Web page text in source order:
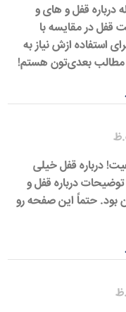
درباره قفل و های و
قفل در مقایسه با
استفاده ازش نیاز به
بعدی‌تون هستم!
درباره قفل خیلی
درباره قفل و
حتماً این صفحه رو